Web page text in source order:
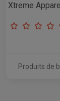
Xtreme
Produits de